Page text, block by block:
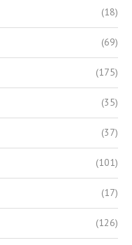
(18)
(69)
(175)
(35)
(37)
(101)
(17)
(126)